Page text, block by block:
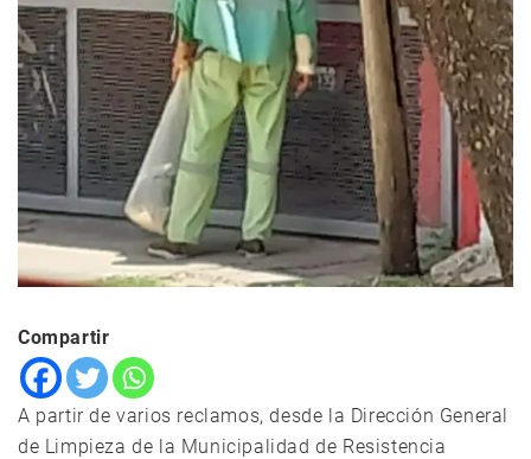
Compartir
A partir de varios reclamos, desde la Dirección General
de Limpieza de la Municipalidad de Resistencia